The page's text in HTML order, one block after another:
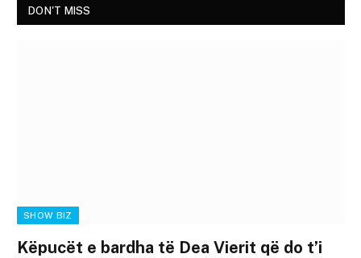
DON'T MISS
SHOW BIZ
Këpucët e bardha të Dea Vierit që do t’i